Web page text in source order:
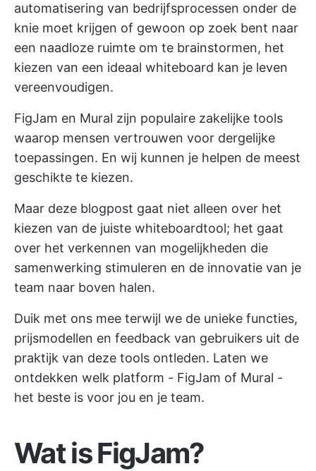
automatisering van bedrijfsprocessen onder de
knie moet krijgen of gewoon op zoek bent naar
een naadloze ruimte om te brainstormen, het
kiezen van een ideaal whiteboard kan je leven
vereenvoudigen.
FigJam en Mural zijn populaire zakelijke tools
waarop mensen vertrouwen voor dergelijke
toepassingen. En wij kunnen je helpen de meest
geschikte te kiezen.
Maar deze blogpost gaat niet alleen over het
kiezen van de juiste whiteboardtool; het gaat
over het verkennen van mogelijkheden die
samenwerking stimuleren en de innovatie van je
team naar boven halen.
Duik met ons mee terwijl we de unieke functies,
prijsmodellen en feedback van gebruikers uit de
praktijk van deze tools ontleden. Laten we
ontdekken welk platform - FigJam of Mural -
het beste is voor jou en je team.
Wat is FigJam?